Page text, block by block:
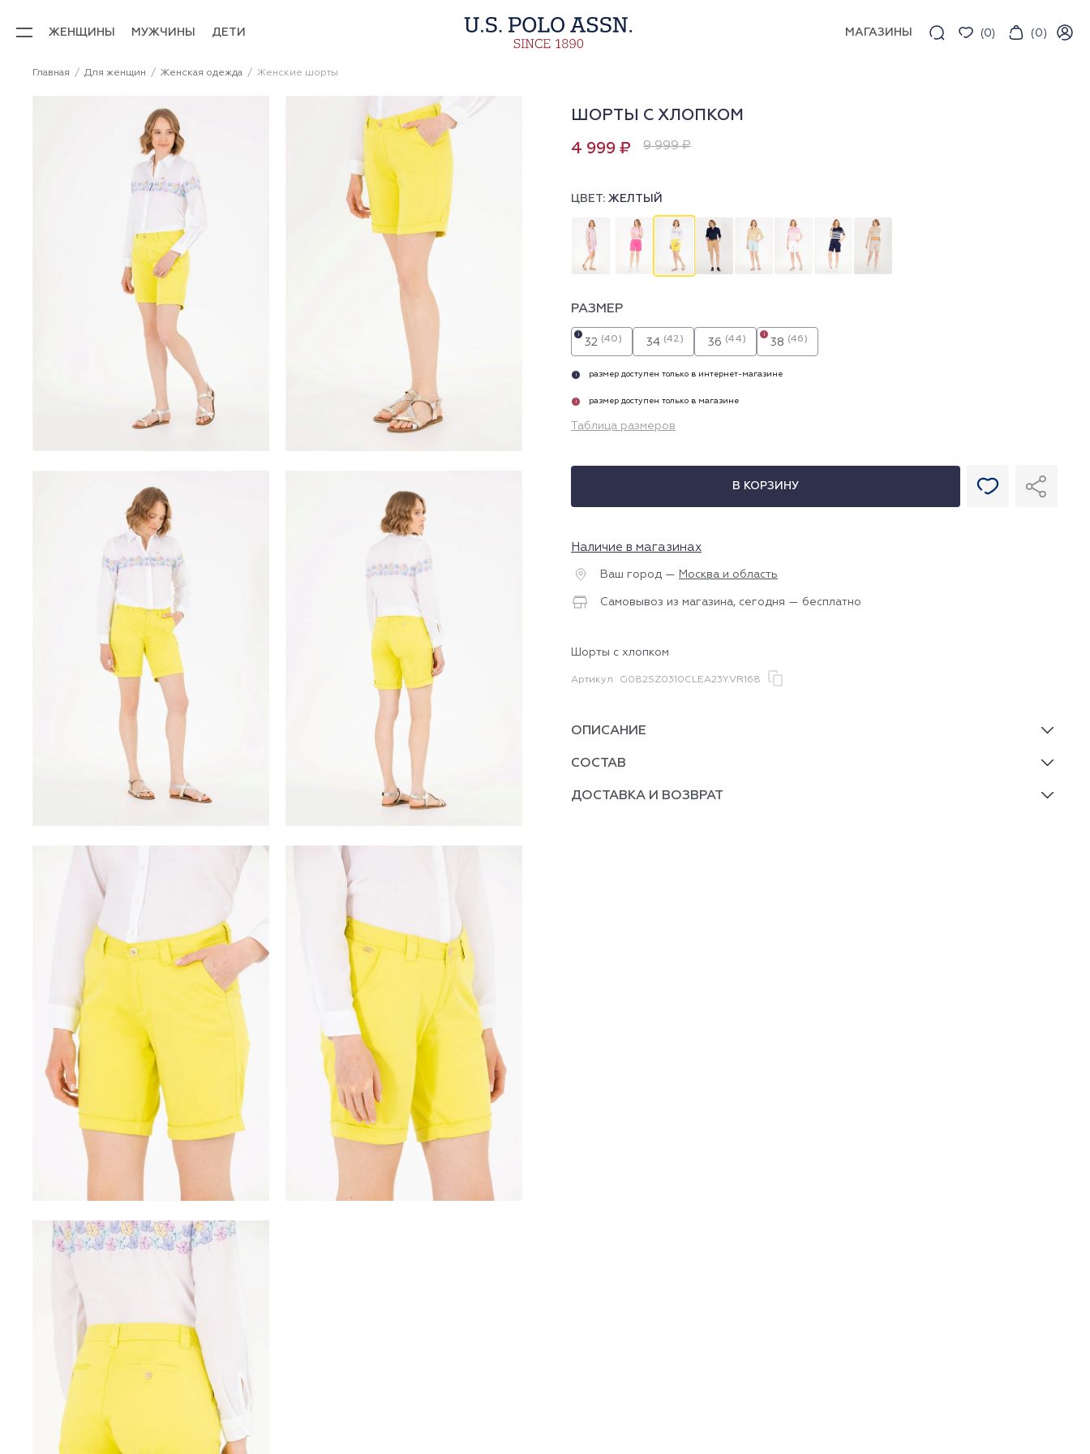
ЖЕНЩИНЫ МУЖЧИНЫ ДЕТИ МАГАЗИНЫ (0) (0)
Главная Для женщин Женская одежда Женские шорты
ШОРТЫ С ХЛОПКОМ
4 999 ₽ 9 999 ₽
ЦВЕТ: ЖЕЛТЫЙ
РАЗМЕР
32 (40)
i
34 (42) 36 (44) 38 (46)
i
i размер доступен только в интернет-магазине
i размер доступен только в магазине
Таблица размеров
В КОРЗИНУ
Наличие в магазинах
Ваш город — Москва и область
Самовывоз из магазина, сегодня — бесплатно
Шорты с хлопком
Артикул G082SZ0310CLEA23Y.VR168
ОПИСАНИЕ
СОСТАВ
ДОСТАВКА И ВОЗВРАТ